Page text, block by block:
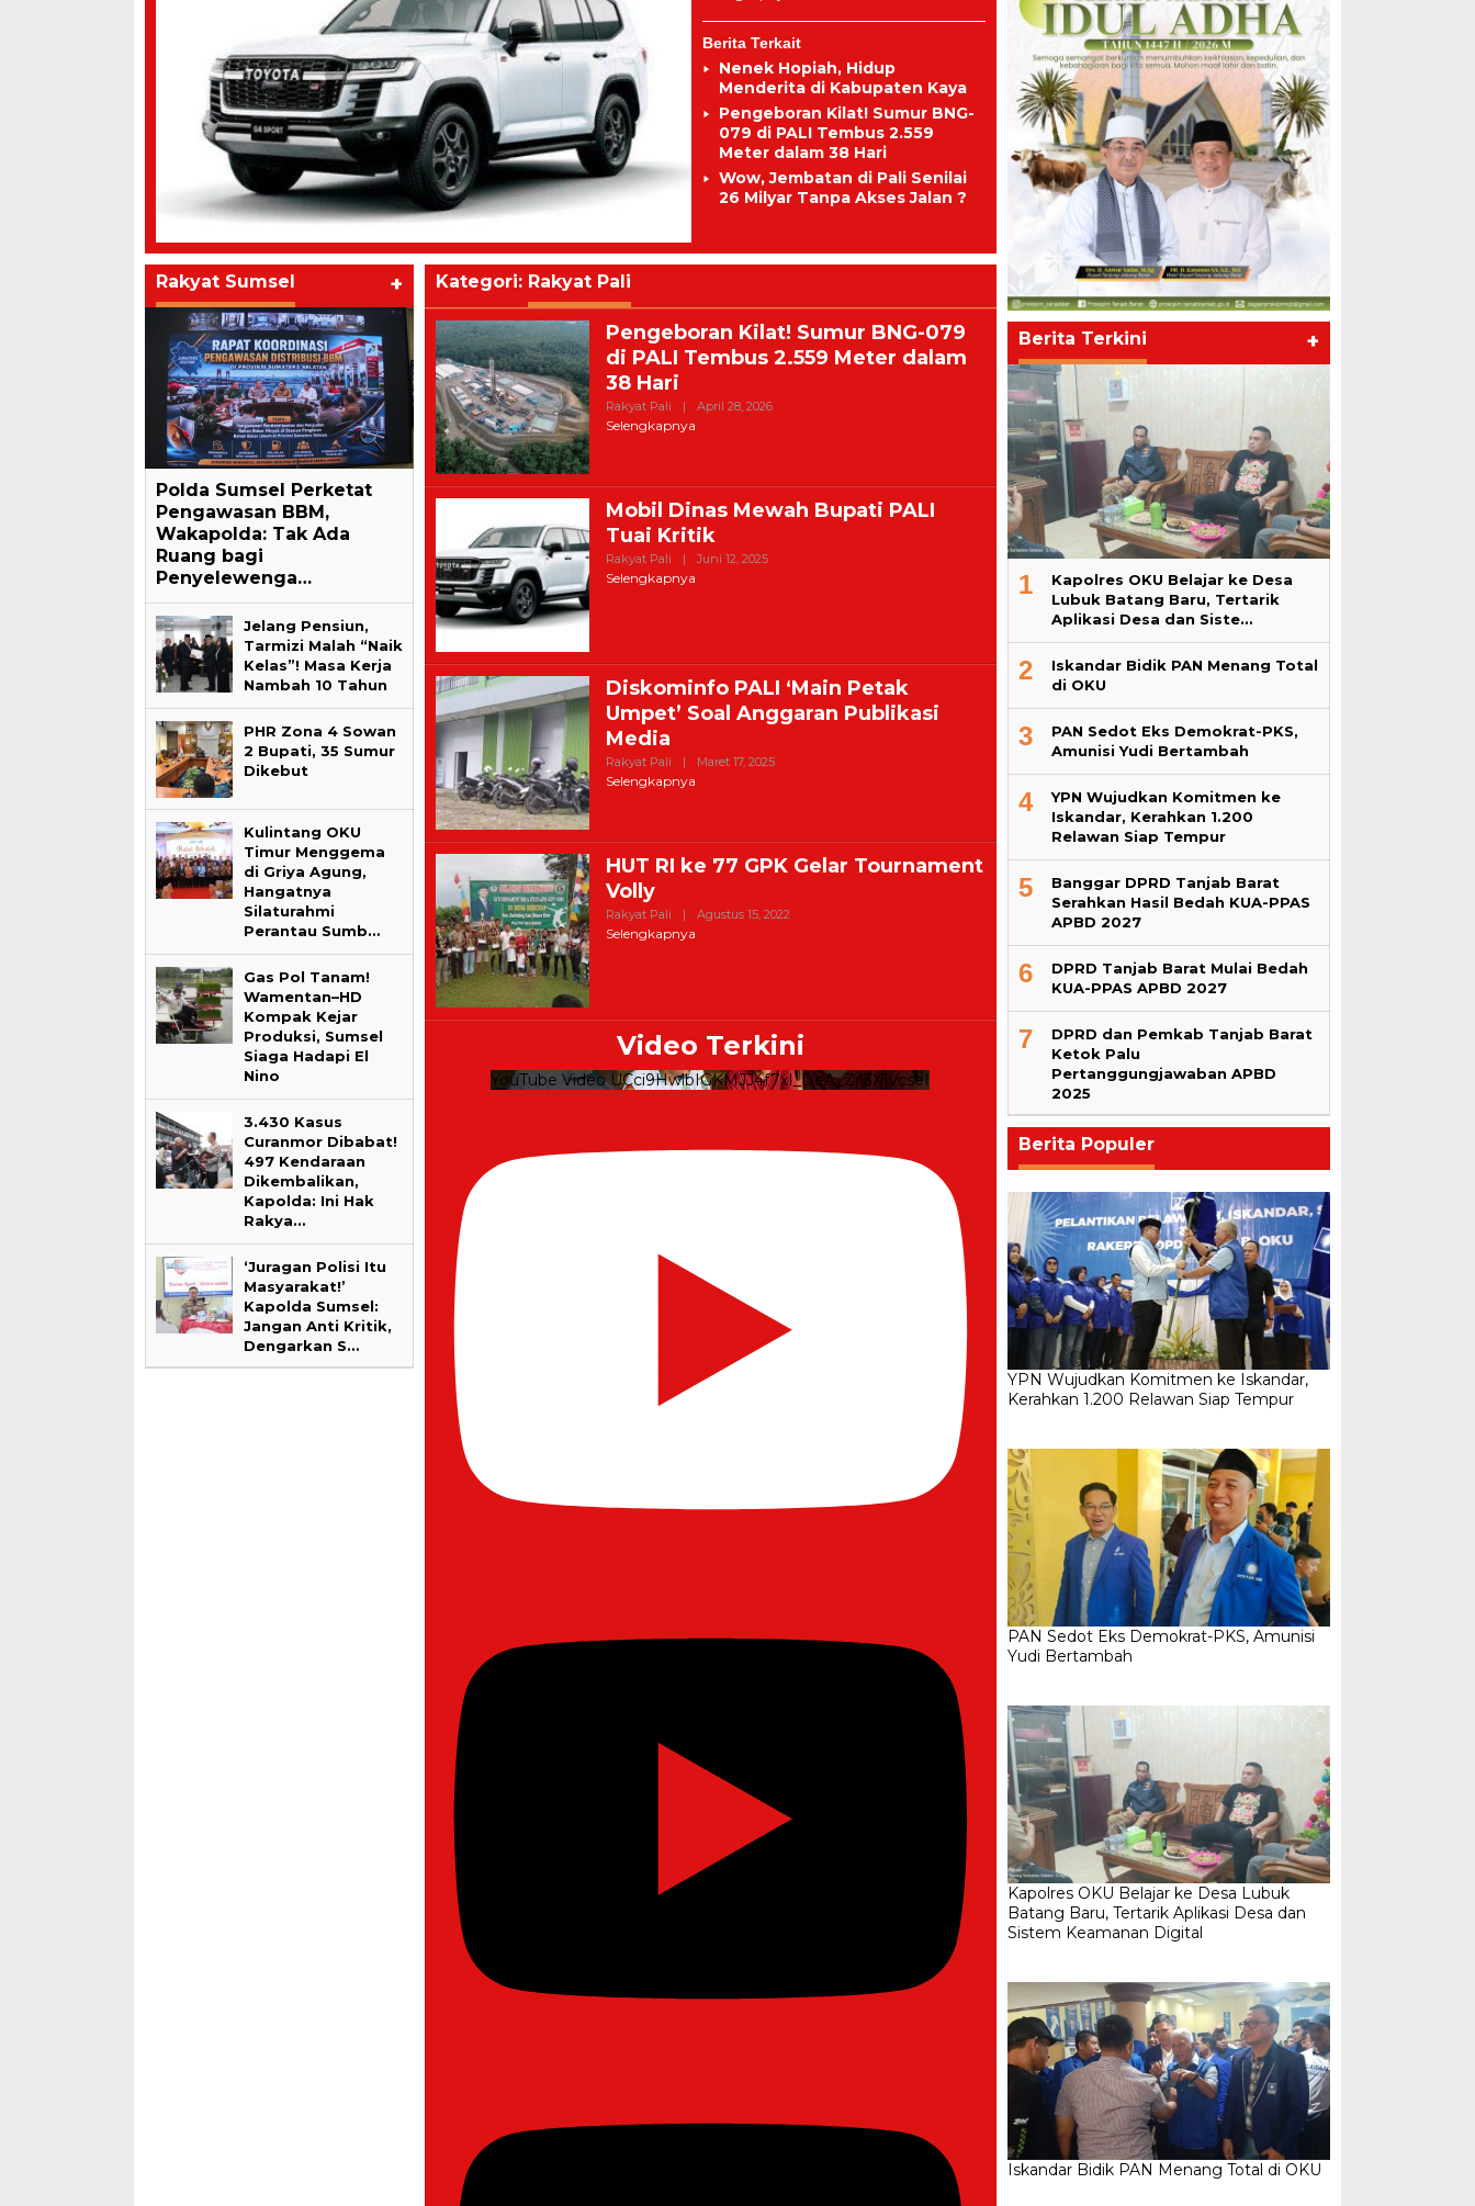
Berita Terkait
Nenek Hopiah, Hidup
Menderita di Kabupaten Kaya
Pengeboran Kilat! Sumur BNG-
079 di PALI Tembus 2.559
Meter dalam 38 Hari
Wow, Jembatan di Pali Senilai
26 Milyar Tanpa Akses Jalan ?
Rakyat Sumsel +
Polda Sumsel Perketat
Pengawasan BBM,
Wakapolda: Tak Ada
Ruang bagi
Penyelewenga…
Jelang Pensiun,
Tarmizi Malah “Naik
Kelas”! Masa Kerja
Nambah 10 Tahun
PHR Zona 4 Sowan
2 Bupati, 35 Sumur
Dikebut
Kulintang OKU
Timur Menggema
di Griya Agung,
Hangatnya
Silaturahmi
Perantau Sumb…
Gas Pol Tanam!
Wamentan–HD
Kompak Kejar
Produksi, Sumsel
Siaga Hadapi El
Nino
3.430 Kasus
Curanmor Dibabat!
497 Kendaraan
Dikembalikan,
Kapolda: Ini Hak
Rakya…
‘Juragan Polisi Itu
Masyarakat!’
Kapolda Sumsel:
Jangan Anti Kritik,
Dengarkan S…
Kategori: Rakyat Pali
Pengeboran Kilat! Sumur BNG-079
di PALI Tembus 2.559 Meter dalam
38 Hari
Rakyat Pali | April 28, 2026Oleh
Selengkapnya
Mobil Dinas Mewah Bupati PALI
Tuai Kritik
Rakyat Pali | Juni 12, 2025Oleh
Selengkapnya
Diskominfo PALI ‘Main Petak
Umpet’ Soal Anggaran Publikasi
Media
Rakyat Pali | Maret 17, 2025Oleh
Selengkapnya
HUT RI ke 77 GPK Gelar Tournament
Volly
Rakyat Pali | Agustus 15, 2022
Selengkapnya
Video Terkini
YouTube Video UCci9HwlbIGKMJJ4f7xI_DeA_Zrl3X1vcseI
Berita Terkini +
1
Kapolres OKU Belajar ke Desa
Lubuk Batang Baru, Tertarik
Aplikasi Desa dan Siste…
2
Iskandar Bidik PAN Menang Total
di OKU
3
PAN Sedot Eks Demokrat-PKS,
Amunisi Yudi Bertambah
4
YPN Wujudkan Komitmen ke
Iskandar, Kerahkan 1.200
Relawan Siap Tempur
5
Banggar DPRD Tanjab Barat
Serahkan Hasil Bedah KUA-PPAS
APBD 2027
6
DPRD Tanjab Barat Mulai Bedah
KUA-PPAS APBD 2027
7
DPRD dan Pemkab Tanjab Barat
Ketok Palu
Pertanggungjawaban APBD
2025
Berita Populer
YPN Wujudkan Komitmen ke Iskandar,
Kerahkan 1.200 Relawan Siap Tempur
PAN Sedot Eks Demokrat-PKS, Amunisi
Yudi Bertambah
Kapolres OKU Belajar ke Desa Lubuk
Batang Baru, Tertarik Aplikasi Desa dan
Sistem Keamanan Digital
Iskandar Bidik PAN Menang Total di OKU